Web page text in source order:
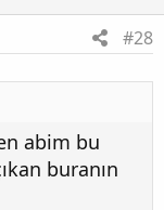
#28
abim bu
buranın